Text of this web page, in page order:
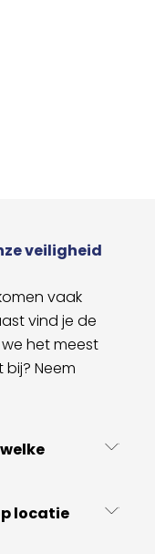
veiligheid
vaak
vind je de
het meest
Neem
locatie